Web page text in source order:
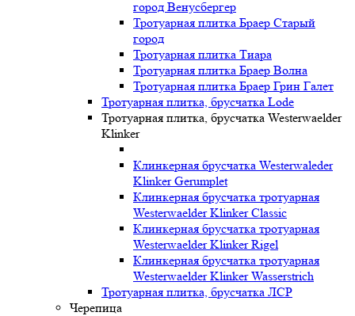
город Венусбергер
Тротуарная плитка Браер Старый
город
Тротуарная плитка Тиара
Тротуарная плитка Браер Волна
Тротуарная плитка Браер Грин Галет
Тротуарная плитка, брусчатка Lode
Тротуарная плитка, брусчатка Westerwaelder
Klinker
Клинкерная брусчатка Westerwaleder
Klinker Gerumplet
Клинкерная брусчатка тротуарная
Westerwaelder Klinker Classic
Клинкерная брусчатка тротуарная
Westerwaelder Klinker Rigel
Клинкерная брусчатка тротуарная
Westerwaelder Klinker Wasserstrich
Тротуарная плитка, брусчатка ЛСР
Черепица